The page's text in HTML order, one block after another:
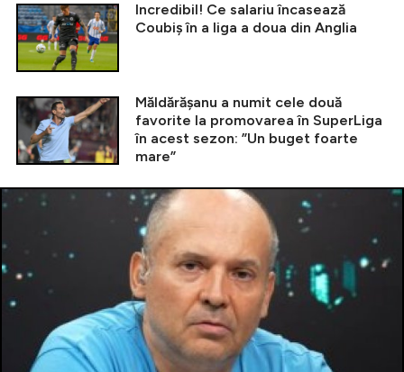
Incredibil! Ce salariu încasează
Coubiș în a liga a doua din Anglia
Măldărășanu a numit cele două
favorite la promovarea în SuperLiga
în acest sezon: ”Un buget foarte
mare”